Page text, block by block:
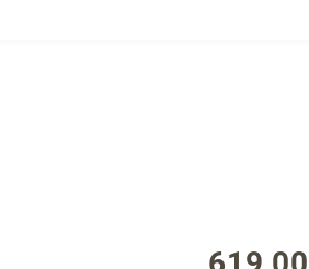
Regulärer